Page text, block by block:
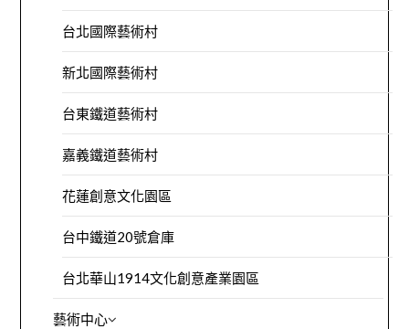
台北國際藝術村
新北國際藝術村
台東鐵道藝術村
嘉義鐵道藝術村
花蓮創意文化園區
台中鐵道20號倉庫
台北華山1914文化創意產業園區
藝術中心